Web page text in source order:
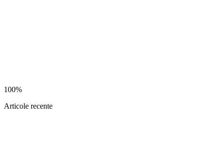
100%
Articole recente